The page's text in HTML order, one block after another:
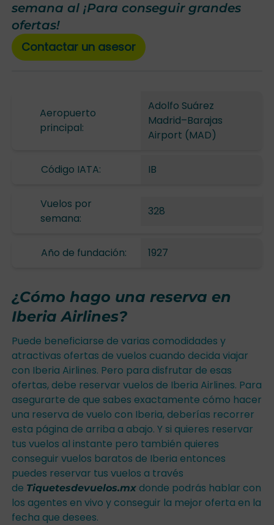
semana al ¡Para conseguir grandes
ofertas!
Contactar un asesor
Aeropuerto
principal:
Adolfo Suárez
Madrid–Barajas
Airport (MAD)
Código IATA: IB
Vuelos por
semana:
328
Año de fundación: 1927
¿Cómo hago una reserva en
Iberia Airlines?
Puede beneficiarse de varias comodidades y
atractivas ofertas de vuelos cuando decida viajar
con Iberia Airlines. Pero para disfrutar de esas
ofertas, debe reservar vuelos de Iberia Airlines. Para
asegurarte de que sabes exactamente cómo hacer
una reserva de vuelo con Iberia, deberías recorrer
esta página de arriba a abajo. Y si quieres reservar
tus vuelos al instante pero también quieres
conseguir vuelos baratos de Iberia entonces
puedes reservar tus vuelos a través
de Tiquetesdevuelos.mxdonde podrás hablar con
los agentes en vivo y conseguir la mejor oferta en la
fecha que desees.